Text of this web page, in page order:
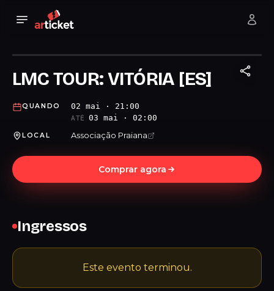
LMC TOUR: VITÓRIA [ES]
QUANDO 02 mai · 21:00
ATÉ 03 mai · 02:00
LOCAL Associação Praiana
Comprar agora
Ingressos
Este evento terminou.